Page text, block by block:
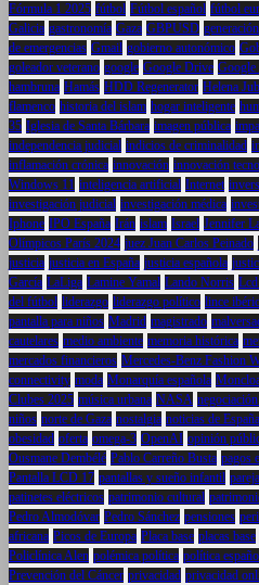
Fórmula 1 2025 fútbol Fútbol español fútbol
Galicia gastronomía Gaza GBPUSD
de emergencias Gmail gobierno autonómico
goleador veterano google Google Drive Google
hambruna Hamás HDD Regenerator Helena
flamenco historia del islam hogar inteligente
35 Iglesia de Santa Bárbara imagen pública
independencia judicial indicios de criminalidad
inflamación crónica innovación innovación
Windows 11 inteligencia artificial Internet
investigación judicial investigación médica
Iphone IPO España Irán islam Israel Jennifer
Olímpicos París 2024 juez Juan Carlos Peinado
justicia justicia en España justicia española
García LaLiga Lamine Yamal Lando Norris
del fútbol liderazgo liderazgo político lince
pantalla para niños Madrid magistrado
cautelares medio ambiente memoria histórica
mercados financieros Mercedes-Benz Fashion
connectivity moda Monarquía española
Clubes 2025 música urbana NASA
niños norte de Gaza nostalgia noticias de España
obesidad oferta omega-3 OpenAI opinión
Ousmane Dembélé Pablo Carreño Busta pagos
Pantalla LCD 17 pantallas y sueño infantil pareja
patinetes eléctricos patrimonio cultural
Pedro Almodóvar Pedro Sánchez pensiones
africana Picos de Europa Placa base placas base
Policlínica Alen polémica política política
Prevención del Cáncer privacidad privacidad